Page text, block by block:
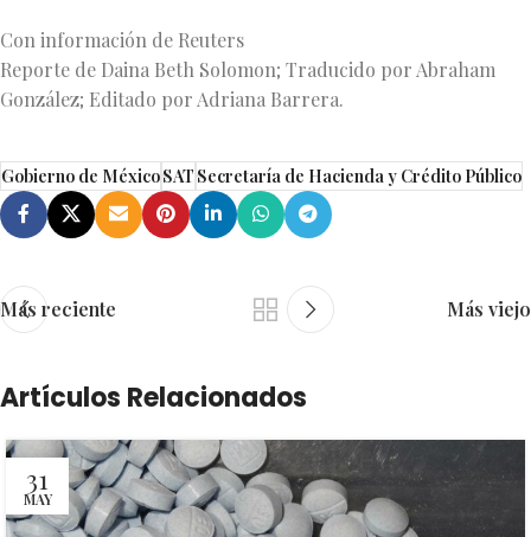
Con información de Reuters
Reporte de Daina Beth Solomon; Traducido por Abraham
González; Editado por Adriana Barrera.
Gobierno de MéxicoSATSecretaría de Hacienda y Crédito Público
Más reciente Más viejo
Artículos Relacionados
31
MAY